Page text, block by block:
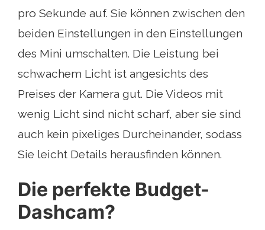
pro Sekunde auf. Sie können zwischen den
beiden Einstellungen in den Einstellungen
des Mini umschalten. Die Leistung bei
schwachem Licht ist angesichts des
Preises der Kamera gut. Die Videos mit
wenig Licht sind nicht scharf, aber sie sind
auch kein pixeliges Durcheinander, sodass
Sie leicht Details herausfinden können.
Die perfekte Budget-
Dashcam?